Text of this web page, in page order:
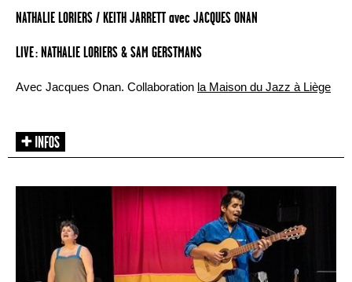
NATHALIE LORIERS / KEITH JARRETT avec JACQUES ONAN
LIVE : NATHALIE LORIERS & SAM GERSTMANS
Avec Jacques Onan. Collaboration la Maison du Jazz à Liège